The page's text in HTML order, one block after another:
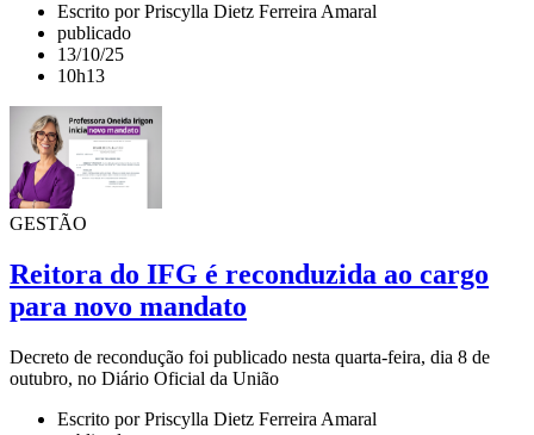
Escrito por Priscylla Dietz Ferreira Amaral
publicado
13/10/25
10h13
GESTÃO
Reitora do IFG é reconduzida ao cargo
para novo mandato
Decreto de recondução foi publicado nesta quarta-feira, dia 8 de
outubro, no Diário Oficial da União
Escrito por Priscylla Dietz Ferreira Amaral